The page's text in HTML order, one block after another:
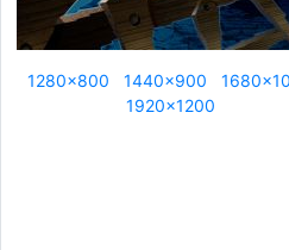
1280x800 1440x900
1920x1200